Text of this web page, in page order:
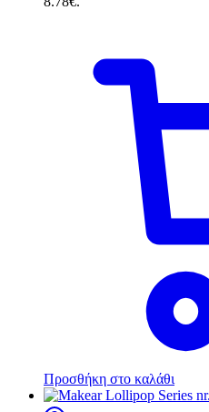
Προσθήκη στο καλάθι